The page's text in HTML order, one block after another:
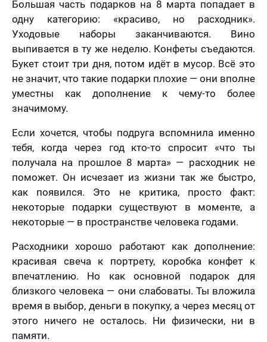
Большая часть подарков на 8 марта попадает в
одну категорию: «красиво, но расходник».
Уходовые наборы заканчиваются. Вино
выпивается в ту же неделю. Конфеты съедаются.
Букет стоит три дня, потом идёт в мусор. Всё это
не значит, что такие подарки плохие — они вполне
уместны как дополнение к чему-то более
значимому.
Если хочется, чтобы подруга вспомнила именно
тебя, когда через год кто-то спросит «что ты
получала на прошлое 8 марта» — расходник не
поможет. Он исчезает из жизни так же быстро,
как появился. Это не критика, просто факт:
некоторые подарки существуют в моменте, а
некоторые — в пространстве человека годами.
Расходники хорошо работают как дополнение:
красивая свеча к портрету, коробка конфет к
впечатлению. Но как основной подарок для
близкого человека — они слабоваты. Ты вложила
время в выбор, деньги в покупку, а через месяц от
этого ничего не осталось. Ни физически, ни в
памяти.